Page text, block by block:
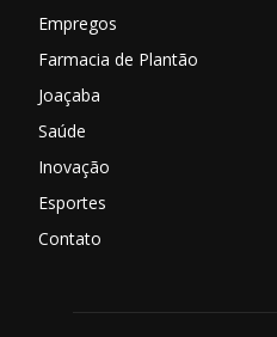
Empregos
Farmacia de Plantão
Joaçaba
Saúde
Inovação
Esportes
Contato